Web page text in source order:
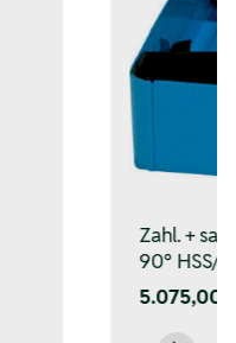
Zahl. +
90° HSS/
5.075,00